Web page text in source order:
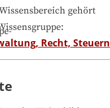
gehört
Recht, Steuern